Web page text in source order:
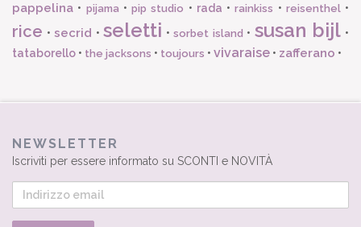
pappelina • pijama • pip studio • rada •rainkiss • reisenthel•
rice •secrid •seletti •sorbet island • susan bijl •
tataborello • the jacksons • toujours • vivaraise • zafferano •
NEWSLETTER
Iscriviti per essere informato su SCONTI e NOVITÀ